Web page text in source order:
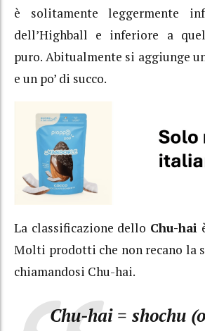
è solitamente leggermente
dell’Highball e inferiore a
puro. Abitualmente si aggiunge
e un po’ di succo.
La classificazione dello Chu-hai
Molti prodotti che non recano la
chiamandosi Chu-hai.
Chu-hai = shochu